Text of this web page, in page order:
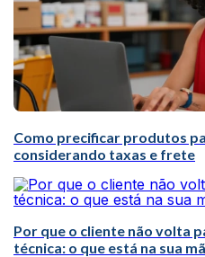
Como precificar produtos
considerando taxas e frete
Por que o cliente não volta
técnica: o que está na sua